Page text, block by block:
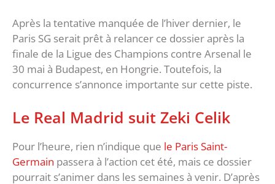
Après la tentative manquée de l’hiver dernier, le
Paris SG serait prêt à relancer ce dossier après la
finale de la Ligue des Champions contre Arsenal le
30 mai à Budapest, en Hongrie. Toutefois, la
concurrence s’annonce importante sur cette piste.
Le Real Madrid suit Zeki Celik
Pour l’heure, rien n’indique que le Paris Saint-
Germain passera à l’action cet été, mais ce dossier
pourrait s’animer dans les semaines à venir. D’après